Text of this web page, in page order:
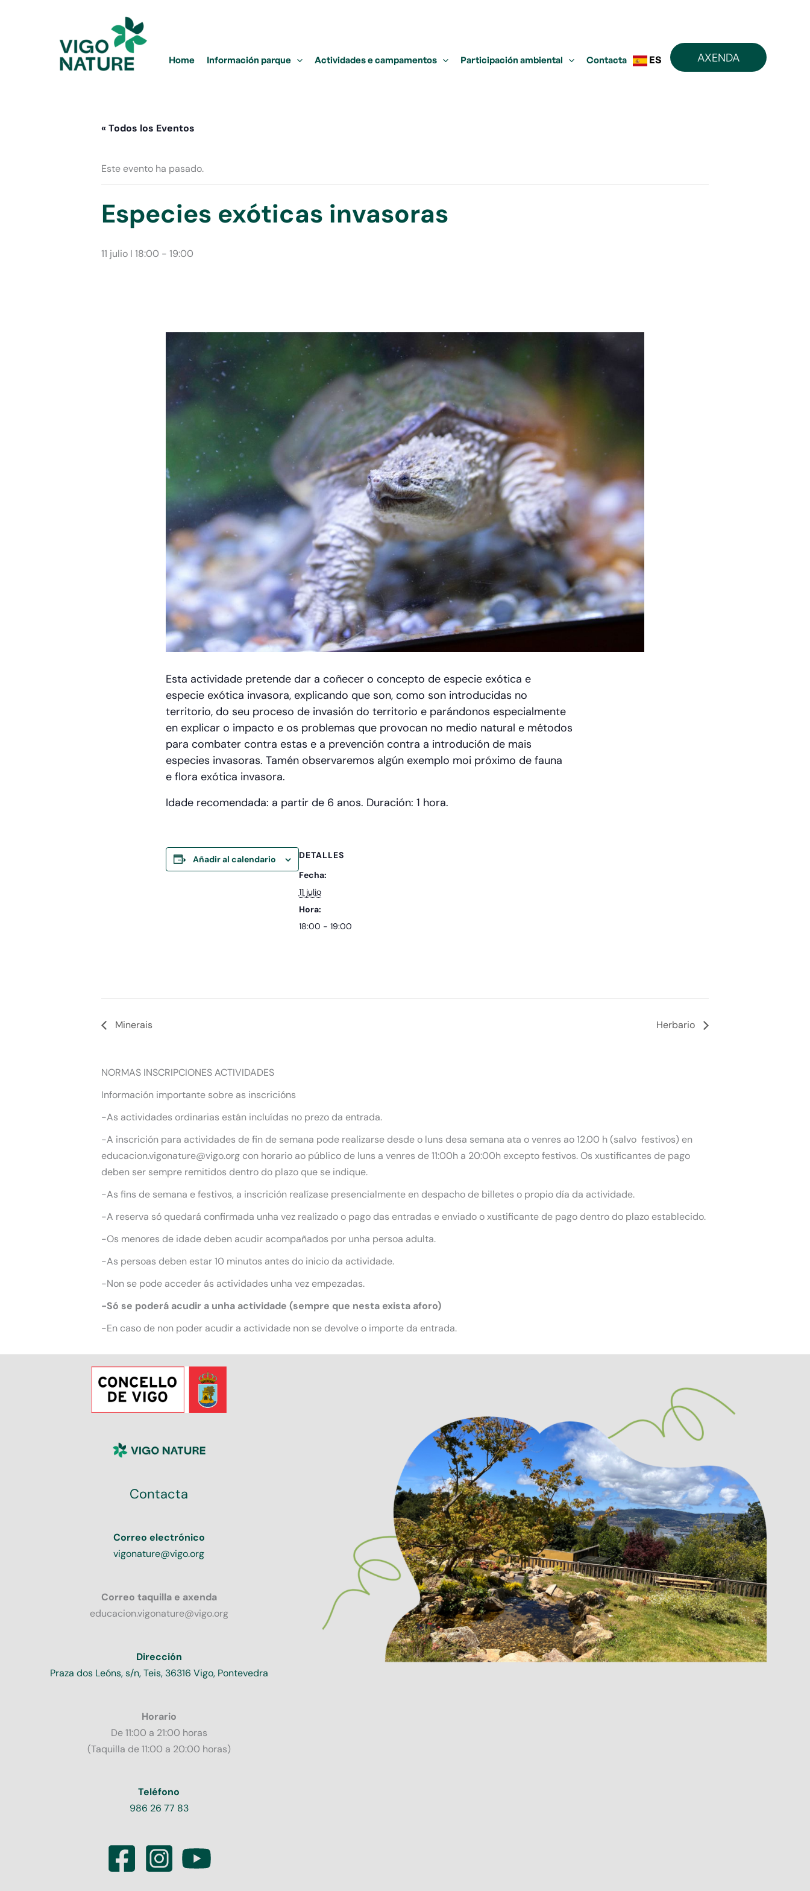
Home Información parque Actividades e campamentos Participación ambiental Contacta ES AXENDA
« Todos los Eventos
Este evento ha pasado.
Especies exóticas invasoras
11 julio I 18:00 - 19:00
Esta actividade pretende dar a coñecer o concepto de especie exótica e
especie exótica invasora, explicando que son, como son introducidas no
territorio, do seu proceso de invasión do territorio e parándonos especialmente
en explicar o impacto e os problemas que provocan no medio natural e métodos
para combater contra estas e a prevención contra a introdución de mais
especies invasoras. Tamén observaremos algún exemplo moi próximo de fauna
e flora exótica invasora.
Idade recomendada: a partir de 6 anos. Duración: 1 hora.
Añadir al calendario
DETALLES
Fecha:
11 julio
Hora:
18:00 - 19:00
Minerais Herbario
NORMAS INSCRIPCIONES ACTIVIDADES
Información importante sobre as inscricións
-As actividades ordinarias están incluídas no prezo da entrada.
-A inscrición para actividades de fin de semana pode realizarse desde o luns desa semana ata o venres ao 12.00 h (salvo festivos) en
educacion.vigonature@vigo.org con horario ao público de luns a venres de 11:00h a 20:00h excepto festivos. Os xustificantes de pago
deben ser sempre remitidos dentro do plazo que se indique.
-As fins de semana e festivos, a inscrición realízase presencialmente en despacho de billetes o propio día da actividade.
-A reserva só quedará confirmada unha vez realizado o pago das entradas e enviado o xustificante de pago dentro do plazo establecido.
-Os menores de idade deben acudir acompañados por unha persoa adulta.
-As persoas deben estar 10 minutos antes do inicio da actividade.
-Non se pode acceder ás actividades unha vez empezadas.
-Só se poderá acudir a unha actividade (sempre que nesta exista aforo)
-En caso de non poder acudir a actividade non se devolve o importe da entrada.
Contacta
Correo electrónico
vigonature@vigo.org
Correo taquilla e axenda
educacion.vigonature@vigo.org
Dirección
Praza dos Leóns, s/n, Teis, 36316 Vigo, Pontevedra
Horario
De 11:00 a 21:00 horas
(Taquilla de 11:00 a 20:00 horas)
Teléfono
986 26 77 83